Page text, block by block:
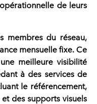
de leurs
membres du réseau,
mensuelle fixe. Ce
meilleure visibilité
à des services de
le référencement,
des supports visuels